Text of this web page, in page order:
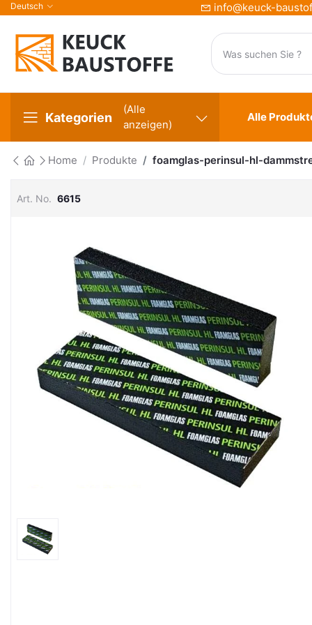
Deutsch info@keuck-
Kategorien
(Alle
anzeigen)
Alle
Home Produkte foamglas-perinsul-hl-
Art. No. 6615